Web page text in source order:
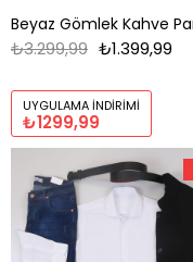
₺1.399,99
₺3.299,99
UYGULAMA İNDIRIMI
₺1299,99